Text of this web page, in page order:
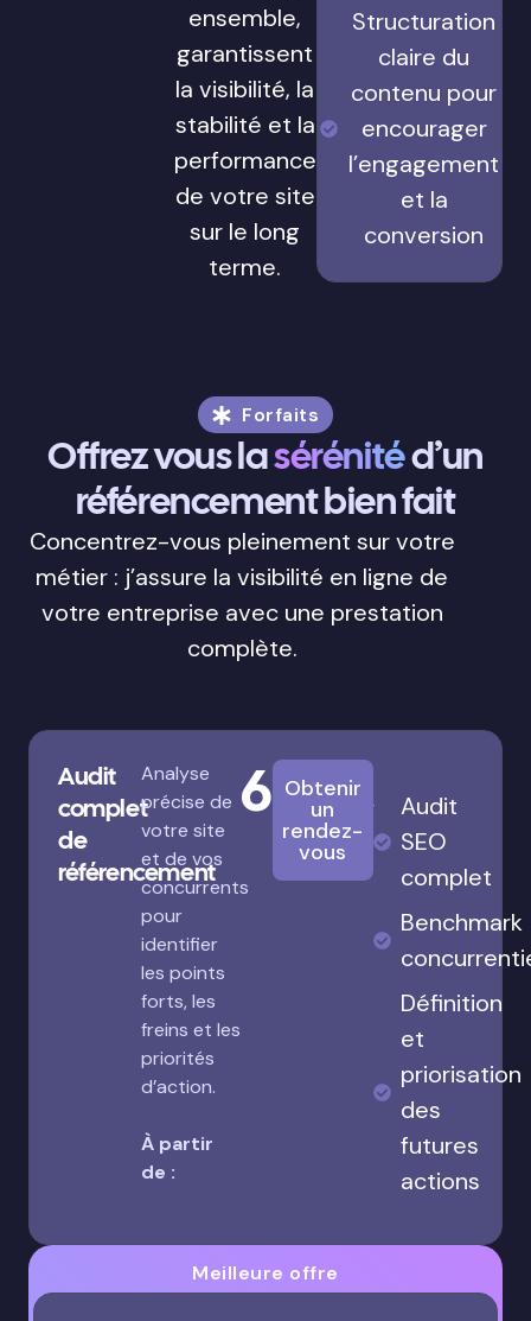
ensemble,
garantissent
la visibilité, la
stabilité et la
performance
de votre site
sur le long
terme.
Structuration
claire du
contenu pour
encourager
l’engagement
et la
conversion
Forfaits
Offrez vous lasérénitéd’un
référencement bien fait
Concentrez-vous pleinement sur votre
métier : j’assure la visibilité en ligne de
votre entreprise avec une prestation
complète.
Audit
complet
de
référencement
Analyse
précise de
votre site
et de vos
concurrents
pour
identifier
les points
forts, les
freins et les
priorités
d’action.
À partir
de :
680€
Obtenir
un
rendez-
vous
Audit
SEO
complet
Benchmark
Définition
et
priorisation
des
futures
actions
Meilleure offre